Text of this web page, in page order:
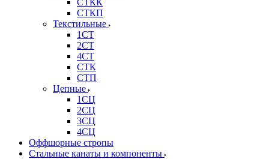
СТКК
СТКП
Текстильные
1СТ
2СТ
4СТ
СТК
СТП
Цепные
1СЦ
2СЦ
3СЦ
4СЦ
Оффшорные стропы
Стальные канаты и компоненты